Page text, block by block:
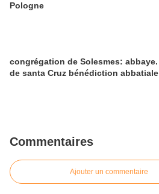
Pologne
congrégation de Solesmes: abbaye.
de santa Cruz bénédiction abbatiale
Commentaires
Ajouter un commentaire